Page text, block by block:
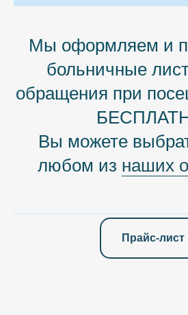
Мы оформляем и
больничные
обращения при
Вы можете
любом из наших
Прайс-лист